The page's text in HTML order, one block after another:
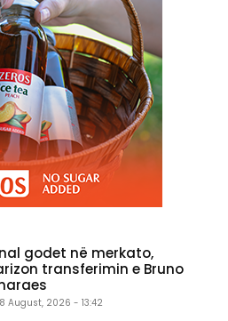
godet në merkato,
transferimin e Bruno
8 August, 2026 - 13:42